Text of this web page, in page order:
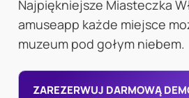
Najpiękniejsze Miasteczka
amuseapp każde miejsce
muzeum pod gołym niebem.
ZAREZERWUJ DARMOWĄ